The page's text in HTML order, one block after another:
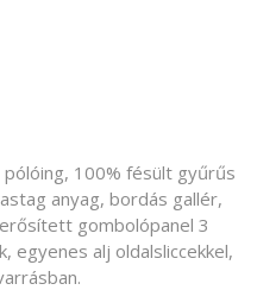
pólóing, 100% fésült gyűrűs
anyag, bordás gallér,
gombolópanel 3
egyenes alj oldalsliccekkel,